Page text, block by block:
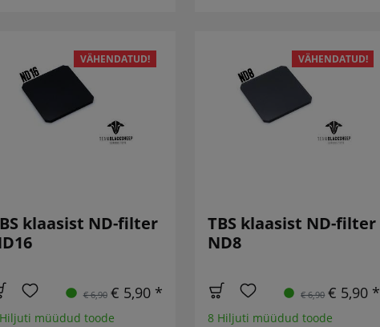
VÄHENDATUD!
klaasist ND-filter
€ 6,90 € 5,90 *
müüdud toode
VÄHENDATUD!
TBS klaasist ND-filter
ND8
€ 6,90 € 5,90 *
8 Hiljuti müüdud toode